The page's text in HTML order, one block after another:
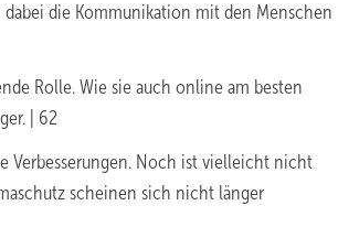
die Kommunikation mit den Menschen
Rolle. Wie sie auch online am besten
| 62
Verbesserungen. Noch ist vielleicht nicht
scheinen sich nicht länger